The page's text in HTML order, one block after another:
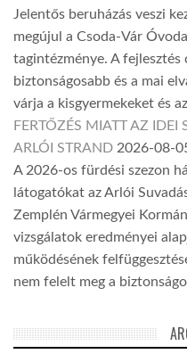
Jelentős beruházás veszi
megújul a Csoda-Vár
tagintézménye. A fejlesztés
biztonságosabb és a mai
várja a kisgyermekeket és
FERTŐZÉS MIATT AZ IDEI
ARLÓI STRAND 2026-08-
A 2026-os fürdési szezon
látogatókat az Arlói
Zemplén Vármegyei
vizsgálatok eredményei
működésének
nem felelt meg a